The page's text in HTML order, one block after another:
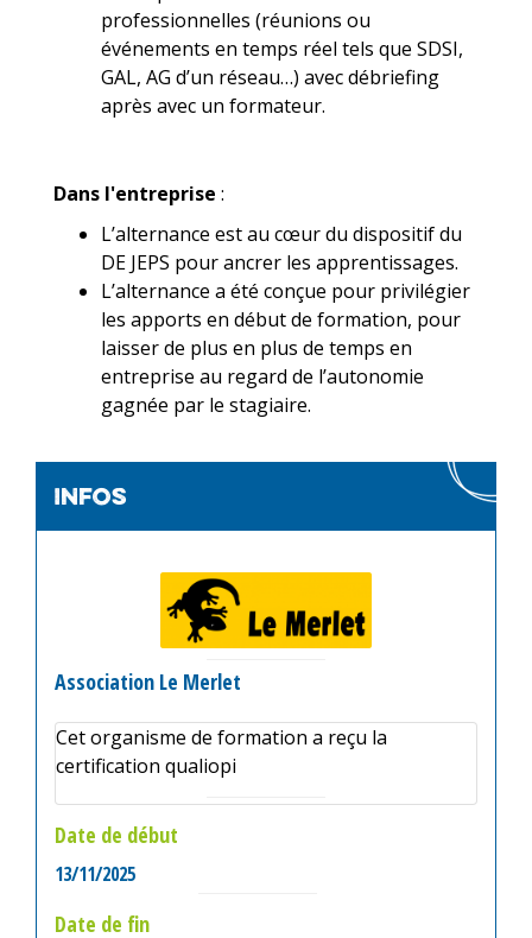
professionnelles (réunions ou
événements en temps réel tels que SDSI,
GAL, AG d’un réseau…) avec débriefing
après avec un formateur.
Dans l'entreprise :
L’alternance est au cœur du dispositif du
DE JEPS pour ancrer les apprentissages.
L’alternance a été conçue pour privilégier
les apports en début de formation, pour
laisser de plus en plus de temps en
entreprise au regard de l’autonomie
gagnée par le stagiaire.
infos
Association Le Merlet
Cet organisme de formation a reçu la
certification qualiopi
Date de début
13/11/2025
Date de fin